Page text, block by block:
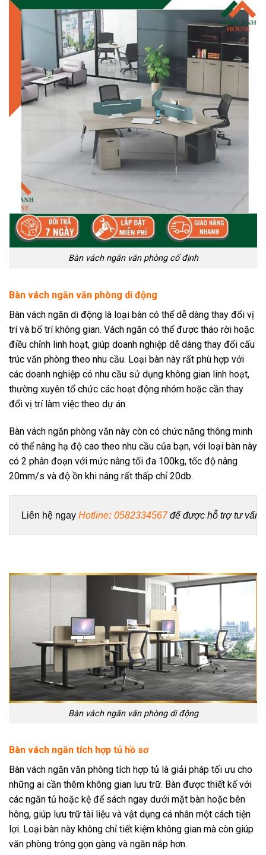
Bàn vách ngăn văn phòng cố định
Bàn vách ngăn văn phòng di động
Bàn vách ngăn di động là loại bàn có thể dễ dàng thay đổi vị
trí và bố trí không gian. Vách ngăn có thể được tháo rời hoặc
điều chỉnh linh hoạt, giúp doanh nghiệp dễ dàng thay đổi cấu
trúc văn phòng theo nhu cầu. Loại bàn này rất phù hợp với
các doanh nghiệp có nhu cầu sử dụng không gian linh hoạt,
thường xuyên tổ chức các hoạt động nhóm hoặc cần thay
đổi vị trí làm việc theo dự án.
Bàn vách ngăn phòng văn này còn có chức năng thông minh
có thể nâng hạ độ cao theo nhu cầu của bạn, với loại bàn này
có 2 phân đoạn với mức nâng tối đa 100kg, tốc độ nâng
20mm/s và độ ồn khi nâng rất thấp chỉ 20db.
Liên hệ ngay Hotline: 0582334567 để được hỗ trợ tư vấn
Bàn vách ngăn văn phòng di động
Bàn vách ngăn tích hợp tủ hồ sơ
Bàn vách ngăn văn phòng tích hợp tủ là giải pháp tối ưu cho
những ai cần thêm không gian lưu trữ. Bàn được thiết kế với
các ngăn tủ hoặc kệ để sách ngay dưới mặt bàn hoặc bên
hông, giúp lưu trữ tài liệu và vật dụng cá nhân một cách tiện
lợi. Loại bàn này không chỉ tiết kiệm không gian mà còn giúp
văn phòng trông gọn gàng và ngăn nắp hơn.